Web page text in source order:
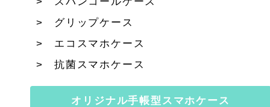
グリップケース
エコスマホケース
抗菌スマホケース
オリジナル手帳型スマホケース